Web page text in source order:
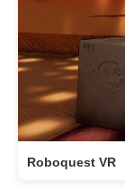
Roboquest VR